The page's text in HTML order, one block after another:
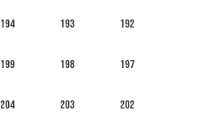
192
193
194
197
198
199
202
203
204